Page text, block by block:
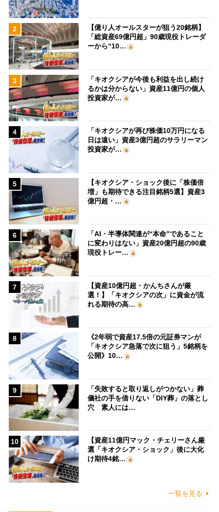
2
【億り人オールスターが狙う20銘柄】
「総資産69億円超」90歳現役トレーダ
ーから“10…
3
「キオクシアが今後も利益を出し続け
るかは分からない」資産11億円の個人
投資家が…
4
「キオクシアが再び株価10万円になる
日は遠い」資産3億円超のサラリーマン
投資家が…
5
【キオクシア・ショック後に「株価倍
増」も期待できる注目銘柄5選】資産3
億円超・…
6
「AI・半導体関連が“本命”であること
に変わりはない」資産20億円超の90歳
現役トレー…
7
【資産10億円超・かんちさんが厳
選！】「キオクシアの次」に資金が流
れる期待の高…
8
《2年弱で資産17.5倍の元証券マンが
「キオクシア急落で次に狙う」5銘柄を
公開》10…
9
「失敗すると取り返しがつかない」葬
儀社の手を借りない「DIY葬」の落とし
穴 素人には…
10
【資産11億円マック・チェリーさん厳
選「キオクシア・ショック」後に大化
け期待4銘…
一覧を見る